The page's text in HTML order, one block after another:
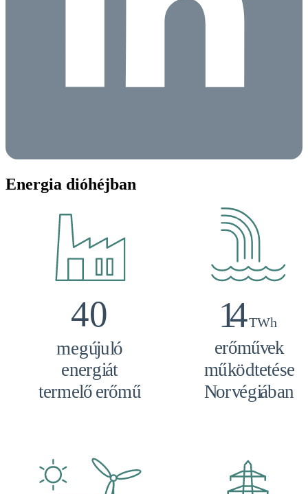
Energia dióhéjban
40
megújuló
energiát
termelőerőmű
erőművek
működtetése
Norvégiában
14TWh